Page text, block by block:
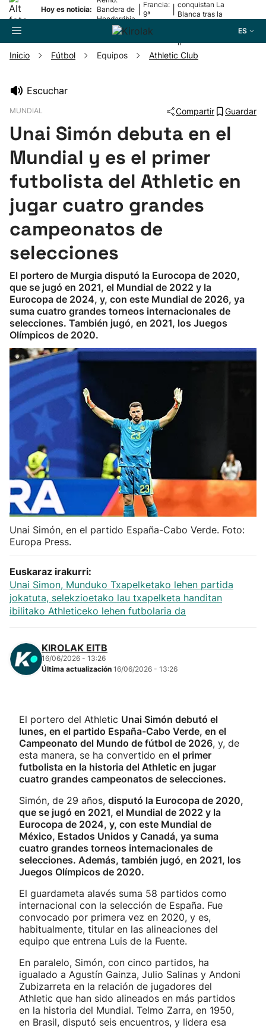
Hoy es noticia:
Bandera de
Hondarribia
Francia:
9ª
conquistan La
Blanca tras la
II
ES
Pelota
Remo
Baloncesto
Ciclismo
Herri-kirolak
Balonmano
Kirolak 360
Atletismo
Carreras de montaña
Más deportes
"Helmuga"
Inicio Fútbol Equipos Athletic Club
Escuchar
MUNDIAL Compartir Guardar
Unai Simón debuta en el
Mundial y es el primer
futbolista del Athletic en
jugar cuatro grandes
campeonatos de
selecciones
El portero de Murgia disputó la Eurocopa de 2020,
que se jugó en 2021, el Mundial de 2022 y la
Eurocopa de 2024, y, con este Mundial de 2026, ya
suma cuatro grandes torneos internacionales de
selecciones. También jugó, en 2021, los Juegos
Olímpicos de 2020.
Unai Simón, en el partido España-Cabo Verde. Foto:
Europa Press.
Euskaraz irakurri:
Unai Simon, Munduko Txapelketako lehen partida
jokatuta, selekzioetako lau txapelketa handitan
ibilitako Athleticeko lehen futbolaria da
KIROLAK EITB
16/06/2026 - 13:26
Última actualización 16/06/2026 - 13:26
El portero del Athletic Unai Simón debutó el
lunes, en el partido España-Cabo Verde, en el
Campeonato del Mundo de fútbol de 2026, y, de
esta manera, se ha convertido en el primer
futbolista en la historia del Athletic en jugar
cuatro grandes campeonatos de selecciones.
Simón, de 29 años, disputó la Eurocopa de 2020,
que se jugó en 2021, el Mundial de 2022 y la
Eurocopa de 2024, y, con este Mundial de
México, Estados Unidos y Canadá, ya suma
cuatro grandes torneos internacionales de
selecciones. Además, también jugó, en 2021, los
Juegos Olímpicos de 2020.
El guardameta alavés suma 58 partidos como
internacional con la selección de España. Fue
convocado por primera vez en 2020, y es,
habitualmente, titular en las alineaciones del
equipo que entrena Luis de la Fuente.
En paralelo, Simón, con cinco partidos, ha
igualado a Agustín Gainza, Julio Salinas y Andoni
Zubizarreta en la relación de jugadores del
Athletic que han sido alineados en más partidos
en la historia del Mundial. Telmo Zarra, en 1950,
en Brasil, disputó seis encuentros, y lidera esa